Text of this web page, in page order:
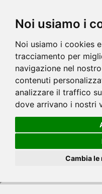
Noi usiamo i
Noi usiamo i cookies
tracciamento per
navigazione nel
contenuti
analizzare il traffico
dove arrivano i nostri
Cambia